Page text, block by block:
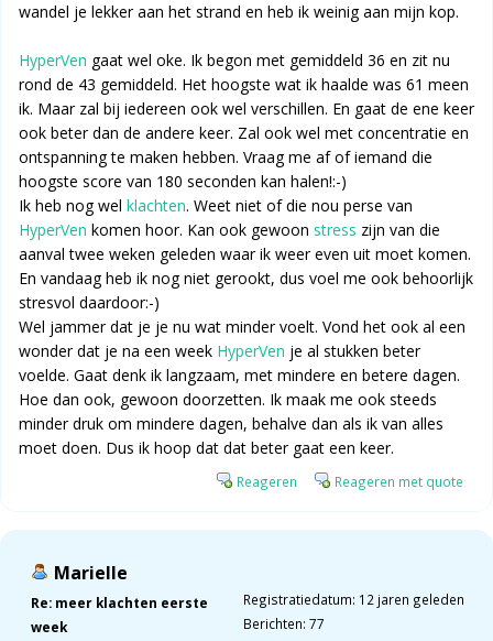
wandel je lekker aan het strand en heb ik weinig aan mijn kop.
HyperVen gaat wel oke. Ik begon met gemiddeld 36 en zit nu
rond de 43 gemiddeld. Het hoogste wat ik haalde was 61 meen
ik. Maar zal bij iedereen ook wel verschillen. En gaat de ene keer
ook beter dan de andere keer. Zal ook wel met concentratie en
ontspanning te maken hebben. Vraag me af of iemand die
hoogste score van 180 seconden kan halen!:-)
Ik heb nog wel klachten. Weet niet of die nou perse van
HyperVen komen hoor. Kan ook gewoon stress zijn van die
aanval twee weken geleden waar ik weer even uit moet komen.
En vandaag heb ik nog niet gerookt, dus voel me ook behoorlijk
stresvol daardoor:-)
Wel jammer dat je je nu wat minder voelt. Vond het ook al een
wonder dat je na een week HyperVen je al stukken beter
voelde. Gaat denk ik langzaam, met mindere en betere dagen.
Hoe dan ook, gewoon doorzetten. Ik maak me ook steeds
minder druk om mindere dagen, behalve dan als ik van alles
moet doen. Dus ik hoop dat dat beter gaat een keer.
Reageren Reageren met quote
Marielle
Re: meer klachten eerste
week
Registratiedatum: 12 jaren geleden
Berichten: 77